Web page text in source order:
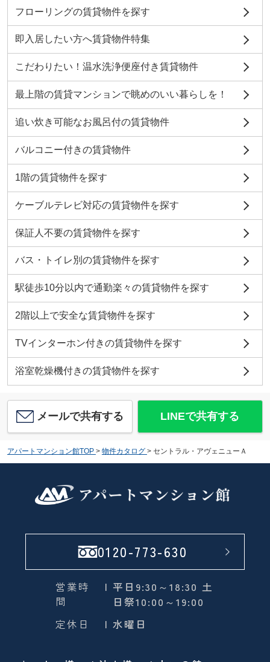
フローリングの賃貸物件を探す
即入居したい方へ賃貸物件特集
こだわりたい！温水洗浄便座付き賃貸物件
最上階の賃貸マンションで眺めのいい暮らしを！
追い炊き可能なお風呂付の賃貸物件
バルコニー付きの賃貸物件
1階の賃貸物件を探す
ケーブルテレビ対応の賃貸物件を探す
保証人不要の賃貸物件を探す
バス・トイレ別の賃貸物件を探す
駅徒歩10分以内で通勤楽々の賃貸物件を探す
2階以上で安全な賃貸物件を探す
TVインターホン付きの賃貸物件を探す
浴室乾燥機付きの賃貸物件を探す
メールで共有する LINEで共有する
アパートマンション館TOP > 物件カタログ > セントラル・アヴェニューＡ
0120-773-630
営業時
間
| 平日9:30～18:30 土
日祭10:00～19:00
定休日
| 水曜日